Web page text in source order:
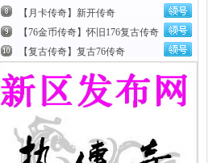
【月卡传奇】新开传奇
【76金币传奇】怀旧176复古传奇
【复古传奇】复古76传奇